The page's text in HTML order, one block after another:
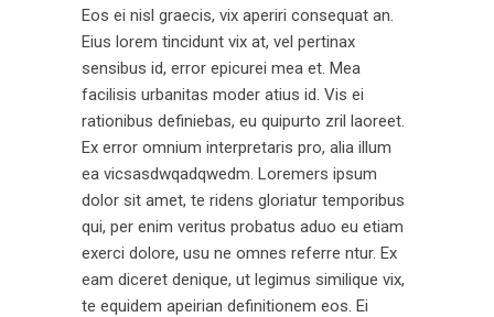
Eos ei nisl graecis, vix aperiri consequat an.
Eius lorem tincidunt vix at, vel pertinax
sensibus id, error epicurei mea et. Mea
facilisis urbanitas moder atius id. Vis ei
rationibus definiebas, eu quipurto zril laoreet.
Ex error omnium interpretaris pro, alia illum
ea vicsasdwqadqwedm. Loremers ipsum
dolor sit amet, te ridens gloriatur temporibus
qui, per enim veritus probatus aduo eu etiam
exerci dolore, usu ne omnes referre ntur. Ex
eam diceret denique, ut legimus similique vix,
te equidem apeirian definitionem eos. Ei